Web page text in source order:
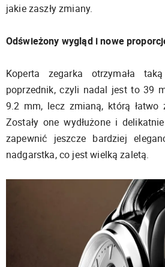
jakie zaszły zmiany.
Odświeżony wygląd i nowe
Koperta zegarka otrzymała
poprzednik, czyli nadal jest to 39
9.2 mm, lecz zmianą, którą łatwo
Zostały one wydłużone i
zapewnić jeszcze bardziej
nadgarstka, co jest wielką zaletą.